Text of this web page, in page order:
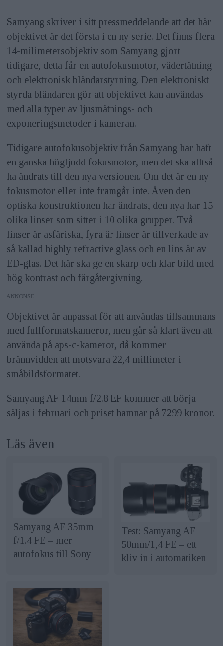
Samyang skriver i sitt pressmeddelande att det här
objektivet är det första i en ny serie. Det finns flera
14-milimetersobjektiv som Samyang gjort
tidigare, detta får en autofokusmotor, vädertätning
och elektronisk bländarstyrning. Den elektroniskt
styrda bländaren gör att objektivet kan användas
med alla typer av ljusmätnings- och
exponeringsmetoder i kameran.
Tidigare autofokusobjektiv från Samyang har haft
en ganska högljudd fokusmotor, men det ska alltså
ha ändrats till den nya versionen. Om det är en ny
fokusmotor eller inte framgår inte. Även den
optiska konstruktionen har ändrats, den nya har 15
olika linser som sitter i 10 olika grupper. Två
linser är asfäriska, fyra är linser är tillverkade av
så kallad highly refractive glass och en lins är av
ED-glas. Det här ska ge en skarp och klar bild med
hög kontrast och färgåtergivning.
ANNONS
Objektivet är anpassat för att användas tillsammans
med fullformatskameror, men går så klart även att
använda på aps-c-kameror, då kommer
brännvidden att motsvara 22,4 millimeter i
småbildsformatet.
Samyang AF 14mm f/2.8 EF kommer att börja
säljas i februari och priset hamnar på 7299 kronor.
Läs även
Samyang AF 35mm
f/1.4 FE – mer
autofokus till Sony
Test: Samyang AF
50mm/1,4 FE – ett
kliv in i automatiken